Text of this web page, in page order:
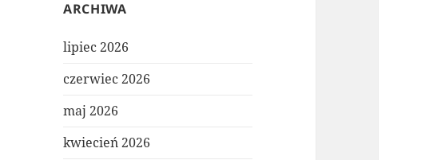
ARCHIWA
lipiec 2026
czerwiec 2026
maj 2026
kwiecień 2026